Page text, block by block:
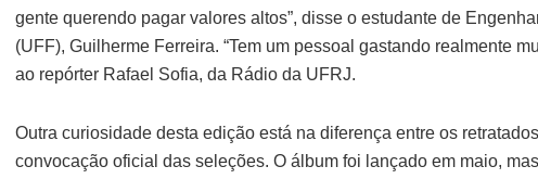
gente querendo pagar valores altos”, disse o estudante de
(UFF), Guilherme Ferreira. “Tem um pessoal gastando realmente
ao repórter Rafael Sofia, da Rádio da UFRJ.
Outra curiosidade desta edição está na diferença entre os
convocação oficial das seleções. O álbum foi lançado em maio,